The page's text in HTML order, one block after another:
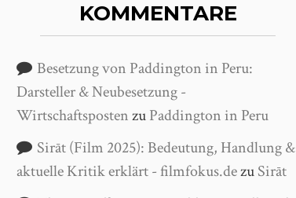
KOMMENTARE
Besetzung von Paddington in Peru:
Darsteller & Neubesetzung -
WirtschaftspostenzuPaddington in Peru
Sirāt (Film 2025): Bedeutung, Handlung &
aktuelle Kritik erklärt - filmfokus.dezuSirāt